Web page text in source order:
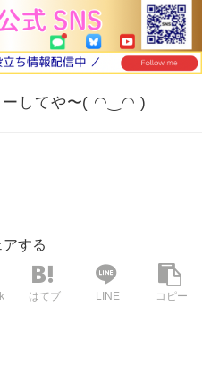
ーしてや〜( ◠‿◠ )
アする
はてブ LINE コピー